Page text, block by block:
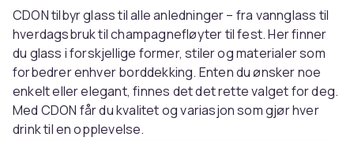
CDON tilbyr glass til alle anledninger – fra vannglass til
hverdagsbruk til champagnefløyter til fest. Her finner
du glass i forskjellige former, stiler og materialer som
forbedrer enhver borddekking. Enten du ønsker noe
enkelt eller elegant, finnes det det rette valget for deg.
Med CDON får du kvalitet og variasjon som gjør hver
drink til en opplevelse.